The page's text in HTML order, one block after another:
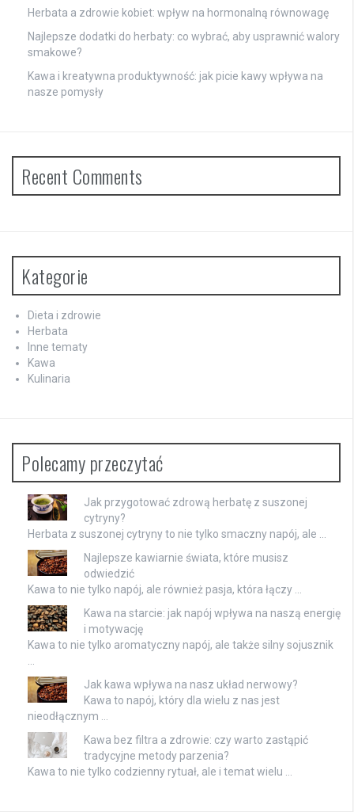
Herbata a zdrowie kobiet: wpływ na hormonalną równowagę
Najlepsze dodatki do herbaty: co wybrać, aby usprawnić walory
smakowe?
Kawa i kreatywna produktywność: jak picie kawy wpływa na
nasze pomysły
Recent Comments
Kategorie
Dieta i zdrowie
Herbata
Inne tematy
Kawa
Kulinaria
Polecamy przeczytać
Jak przygotować zdrową herbatę z suszonej
cytryny?
Herbata z suszonej cytryny to nie tylko smaczny napój, ale …
Najlepsze kawiarnie świata, które musisz
odwiedzić
Kawa to nie tylko napój, ale również pasja, która łączy …
Kawa na starcie: jak napój wpływa na naszą energię
i motywację
Kawa to nie tylko aromatyczny napój, ale także silny sojusznik
Jak kawa wpływa na nasz układ nerwowy?
Kawa to napój, który dla wielu z nas jest
nieodłącznym …
Kawa bez filtra a zdrowie: czy warto zastąpić
tradycyjne metody parzenia?
Kawa to nie tylko codzienny rytuał, ale i temat wielu …